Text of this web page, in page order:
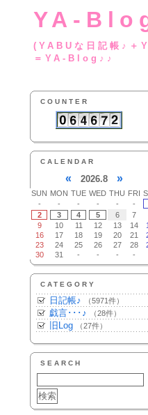
YA-
(YABUな
＝YA-Blog♪♪
COUNTER
CALENDAR
« 2026.8 »
SUN MON TUE WED THU FRI
-
- - - - -
2
3 4 5 6 7
9
10 11 12 13 14
16
17 18 19 20 21
23
24 25 26 27 28
30
31 - - - -
CATEGORY
日記帳♪ （5971件）
戯言･･･♪ （28件）
旧Log （27件）
SEARCH